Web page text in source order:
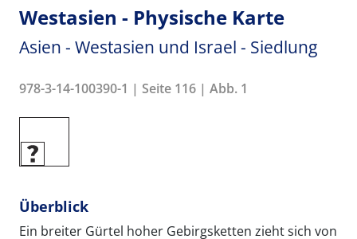
Westasien - Physische Karte
Asien - Westasien und Israel - Siedlung
978-3-14-100390-1 | Seite 116 | Abb. 1
Überblick
Ein breiter Gürtel hoher Gebirgsketten zieht sich von